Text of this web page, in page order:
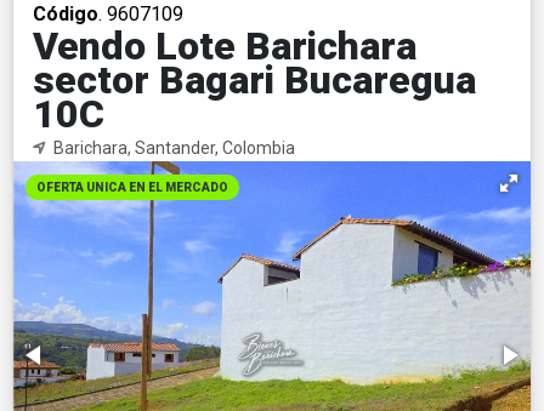
Código. 9607109
Vendo Lote Barichara
sector Bagari Bucaregua
10C
Barichara, Santander, Colombia
OFERTA UNICA EN EL MERCADO